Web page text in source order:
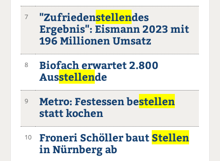
7 "Zufriedenstellendes
Ergebnis": Eismann 2023 mit
196 Millionen Umsatz
8
Biofach erwartet 2.800
Ausstellende
9 Metro: Festessen bestellen
statt kochen
10 Froneri Schöller baut Stellen
in Nürnberg ab